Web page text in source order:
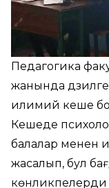
Педагогика
жанында
илимий кеше
Кешеде
балалар менен
жасалып, бул
көнликпелерди